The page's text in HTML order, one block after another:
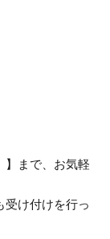
】まで、お気軽
受け付けを行っ